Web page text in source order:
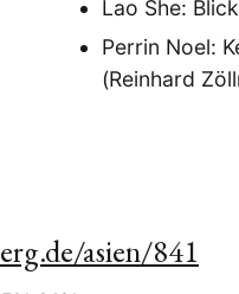
Lao She:
Perrin Noel:
(Reinhard
asien/841